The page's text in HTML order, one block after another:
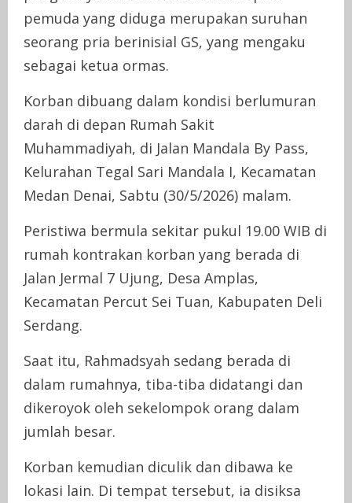
pemuda yang diduga merupakan suruhan
seorang pria berinisial GS, yang mengaku
sebagai ketua ormas.
Korban dibuang dalam kondisi berlumuran
darah di depan Rumah Sakit
Muhammadiyah, di Jalan Mandala By Pass,
Kelurahan Tegal Sari Mandala I, Kecamatan
Medan Denai, Sabtu (30/5/2026) malam.
Peristiwa bermula sekitar pukul 19.00 WIB di
rumah kontrakan korban yang berada di
Jalan Jermal 7 Ujung, Desa Amplas,
Kecamatan Percut Sei Tuan, Kabupaten Deli
Serdang.
Saat itu, Rahmadsyah sedang berada di
dalam rumahnya, tiba-tiba didatangi dan
dikeroyok oleh sekelompok orang dalam
jumlah besar.
Korban kemudian diculik dan dibawa ke
lokasi lain. Di tempat tersebut, ia disiksa